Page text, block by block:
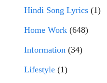
Hindi Song Lyrics (1)
Home Work (648)
Information (34)
Lifestyle (1)